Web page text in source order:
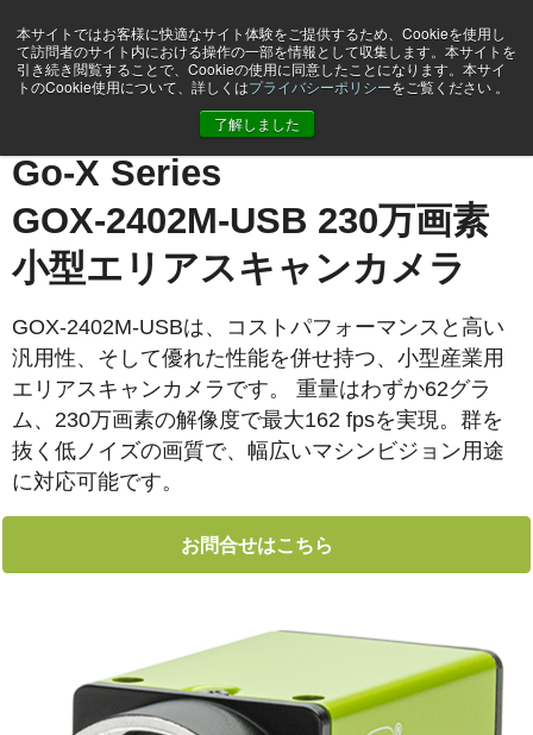
本サイトではお客様に快適なサイト体験をご提供するため、Cookieを使用し
て訪問者のサイト内における操作の一部を情報として収集します。本サイトを
引き続き閲覧することで、Cookieの使用に同意したことになります。本サイ
トのCookie使用について、詳しくはプライバシーポリシーをご覧ください 。
了解しました
Go-X Series
GOX-2402M-USB 230万画素
小型エリアスキャンカメラ
GOX-2402M-USBは、コストパフォーマンスと高い
汎用性、そして優れた性能を併せ持つ、小型産業用
エリアスキャンカメラです。 重量はわずか62グラ
ム、230万画素の解像度で最大162 fpsを実現。群を
抜く低ノイズの画質で、幅広いマシンビジョン用途
に対応可能です。
お問合せはこちら